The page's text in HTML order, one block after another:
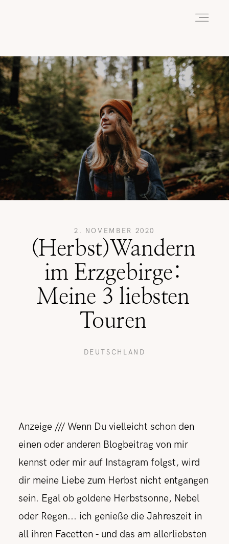
2. NOVEMBER 2020
(Herbst)Wandern
im Erzgebirge:
Meine 3 liebsten
Touren
DEUTSCHLAND
Anzeige /// Wenn Du vielleicht schon den
einen oder anderen Blogbeitrag von mir
kennst oder mir auf Instagram folgst, wird
dir meine Liebe zum Herbst nicht entgangen
sein. Egal ob goldene Herbstsonne, Nebel
oder Regen... ich genieße die Jahreszeit in
all ihren Facetten - und das am allerliebsten
HOME
ABOUT
REISEN
WANDERN
REISETIPPS
SHOP